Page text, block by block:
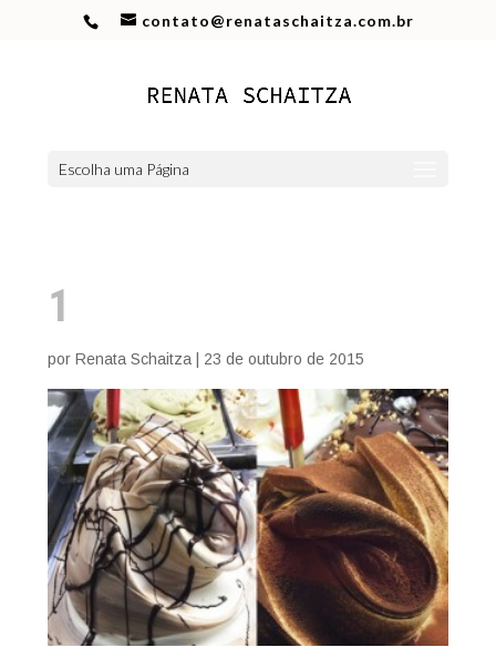
contato@renataschaitza.com.br
Escolha uma Página
1
por Renata Schaitza| 23 de outubro de 2015